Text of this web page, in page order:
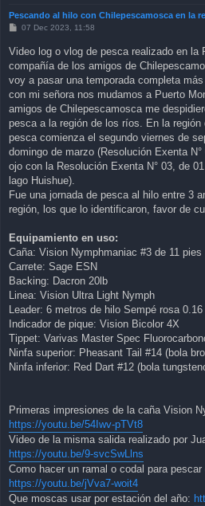
Pescando al hilo con Chilepescamosca en la
P
t
07 Dec 2023, 11:58
Video log o vlog de pesca realizado en la
compañía de los amigos de
voy a pasar una temporada completa
con mi señora nos mudamos a Puerto
amigos de Chilepescamosca me
pesca a la región de los ríos. En la
pesca comienza el segundo viernes de
domingo de marzo (Resolución Exenta
ojo con la Resolución Exenta N° 03, de
lago Huishue).
Fue una jornada de pesca al hilo entre 3
región, los que lo identificaron, favor de
Equipamiento en uso:
Caña: Vision Nymphmaniac #3 de 11 pies
Carrete: Sage ESN
Backing: Dacron 20lb
Linea: Vision Ultra Light Nymph
Leader: 6 metros de hilo Sempé rosa 0.16
Indicador de pique: Vision Bicolor 4X
Tippet: Varivas Master Spec
Ninfa superior: Pheasant Tail #14 (bola
Ninfa inferior: Red Dart #12 (bola
Primeras impresiones de la caña Vision
https://youtu.be/54Iwv-pTVt8
Video de la misma salida realizado por
https://youtu.be/9-svcSwLlns
Como hacer un ramal o codal para
https://youtu.be/jVva7-woit4
Que moscas usar por estación del año: